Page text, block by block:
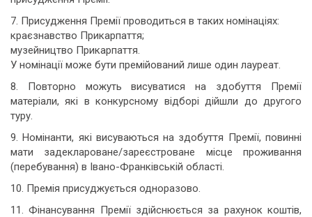
7. Присудження Премії проводиться в таких номінаціях:
краєзнавство Прикарпаття;
музейництво Прикарпаття.
У номінації може бути премійований лише один лауреат.
8. Повторно можуть висуватися на здобуття Премії
матеріали, які в конкурсному відборі дійшли до другого
туру.
9. Номінанти, які висуваються на здобуття Премії, повинні
мати задеклароване/зареєстроване місце проживання
(перебування) в Івано-Франківській області.
10. Премія присуджується одноразово.
11. Фінансування Премії здійснюється за рахунок коштів,